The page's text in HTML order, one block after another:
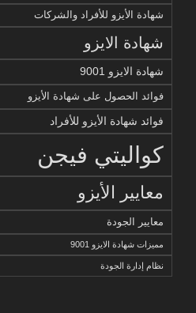
شهادة الأيزو للأفراد والشركات
شهادة الايزو
شهادة الايزو 9001
فوائد الحصول على شهادة الأيزو
فوائد شهادة الأيزو للأفراد
كواليتي فيجن
معايير الأيزو
معايير الجودة
مميزات شهادة الايزو 9001
نظام إدارة الجودة